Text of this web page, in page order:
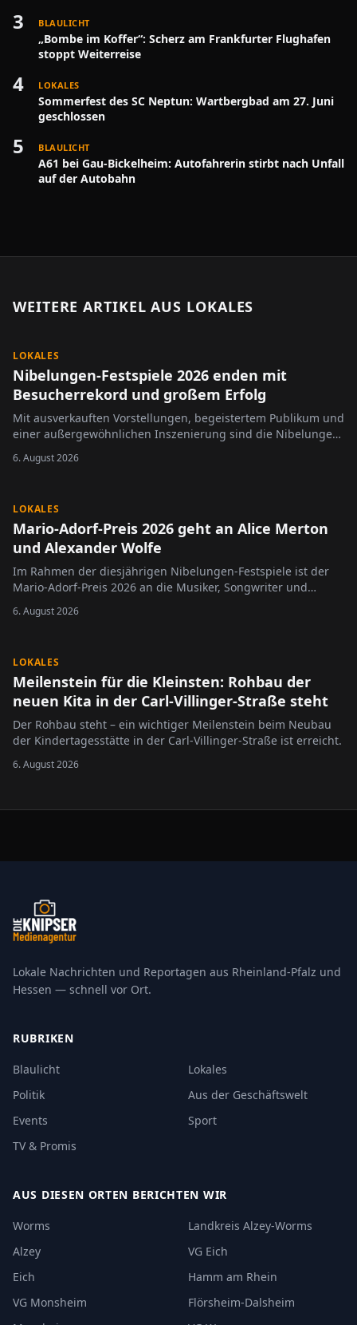
3 BLAULICHT
„Bombe im Koffer“: Scherz am Frankfurter Flughafen
stoppt Weiterreise
4 LOKALES
Sommerfest des SC Neptun: Wartbergbad am 27. Juni
geschlossen
5 BLAULICHT
A61 bei Gau-Bickelheim: Autofahrerin stirbt nach Unfall
auf der Autobahn
WEITERE ARTIKEL AUS LOKALES
LOKALES
Nibelungen-Festspiele 2026 enden mit
Besucherrekord und großem Erfolg
Mit ausverkauften Vorstellungen, begeistertem Publikum und
einer außergewöhnlichen Inszenierung sind die Nibelungen-
6. August 2026
LOKALES
Mario-Adorf-Preis 2026 geht an Alice Merton
und Alexander Wolfe
Im Rahmen der diesjährigen Nibelungen-Festspiele ist der
Mario-Adorf-Preis 2026 an die Musiker, Songwriter und
worden.
6. August 2026
LOKALES
Meilenstein für die Kleinsten: Rohbau der
neuen Kita in der Carl-Villinger-Straße steht
Der Rohbau steht – ein wichtiger Meilenstein beim Neubau
der Kindertagesstätte in der Carl-Villinger-Straße ist erreicht.
6. August 2026
Lokale Nachrichten und Reportagen aus Rheinland-Pfalz und
Hessen — schnell vor Ort.
RUBRIKEN
Blaulicht
Lokales
Politik
Aus der Geschäftswelt
Events
Sport
TV & Promis
AUS DIESEN ORTEN BERICHTEN WIR
Worms
Landkreis Alzey-Worms
Alzey
VG Eich
Eich
Hamm am Rhein
VG Monsheim
Flörsheim-Dalsheim